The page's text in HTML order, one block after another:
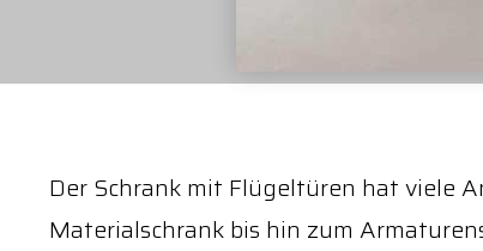
Der Schrank mit Flügeltüren hat viele
Materialschrank bis hin zum